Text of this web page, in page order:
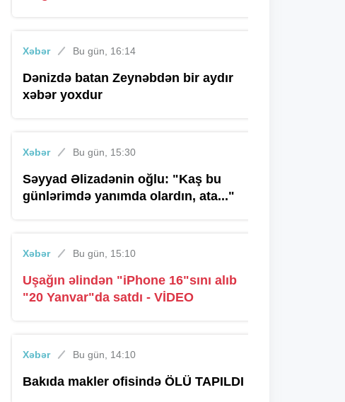
Xəbər Bu gün, 16:14
Dənizdə batan Zeynəbdən bir aydır
xəbər yoxdur
Xəbər Bu gün, 15:30
Səyyad Əlizadənin oğlu: "Kaş bu
günlərimdə yanımda olardın, ata..."
Xəbər Bu gün, 15:10
Uşağın əlindən "iPhone 16"sını alıb
"20 Yanvar"da satdı - VİDEO
Xəbər Bu gün, 14:10
Bakıda makler ofisində ÖLÜ TAPILDI